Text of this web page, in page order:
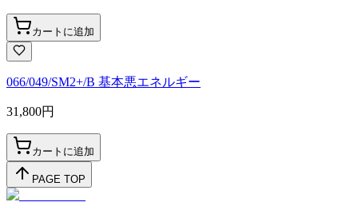
カートに追加
066/049/SM2+/B 基本悪エネルギー
31,800円
カートに追加
PAGE TOP